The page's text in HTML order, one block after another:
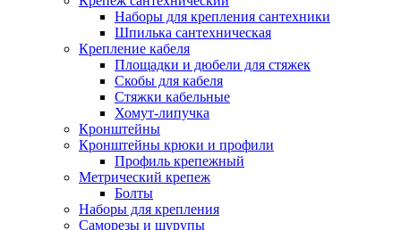
Наборы для крепления сантехники
Шпилька сантехническая
Крепление кабеля
Площадки и дюбели для стяжек
Скобы для кабеля
Стяжки кабельные
Хомут-липучка
Кронштейны
Кронштейны крюки и профили
Профиль крепежный
Метрический крепеж
Болты
Наборы для крепления
Саморезы и шурупы